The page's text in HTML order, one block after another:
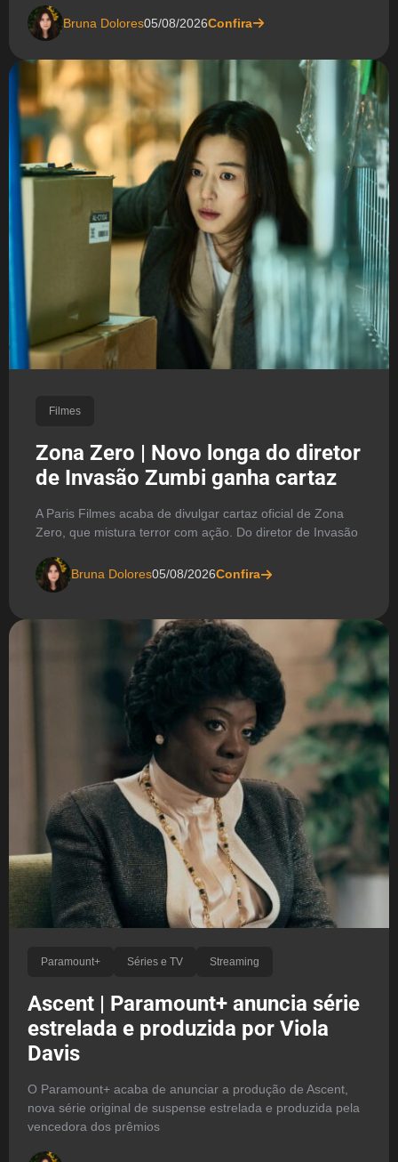
Bruna Dolores05/08/2026Confira
Filmes
Zona Zero | Novo longa do diretor
de Invasão Zumbi ganha cartaz
A Paris Filmes acaba de divulgar cartaz oficial de Zona
Zero, que mistura terror com ação. Do diretor de Invasão
Bruna Dolores05/08/2026Confira
Paramount+ Séries e TV Streaming
Ascent | Paramount+ anuncia série
estrelada e produzida por Viola
Davis
O Paramount+ acaba de anunciar a produção de Ascent,
nova série original de suspense estrelada e produzida pela
vencedora dos prêmios